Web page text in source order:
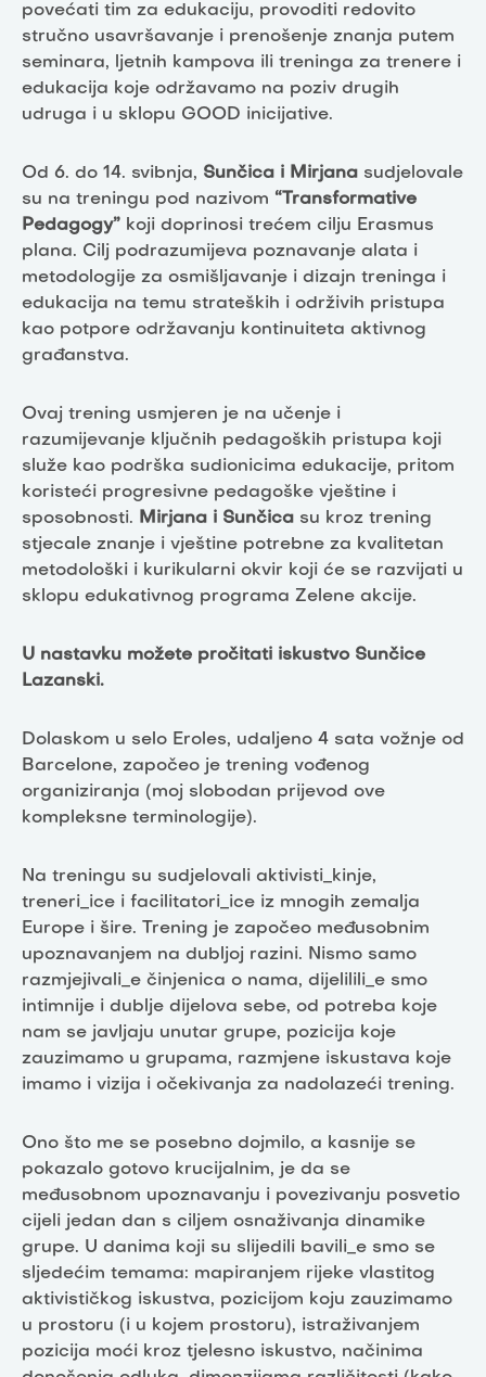
povećati tim za edukaciju, provoditi redovito
stručno usavršavanje i prenošenje znanja putem
seminara, ljetnih kampova ili treninga za trenere i
edukacija koje održavamo na poziv drugih
udruga i u sklopu GOOD inicijative.
Od 6. do 14. svibnja, Sunčica i Mirjana sudjelovale
su na treningu pod nazivom “Transformative
Pedagogy” koji doprinosi trećem cilju Erasmus
plana. Cilj podrazumijeva poznavanje alata i
metodologije za osmišljavanje i dizajn treninga i
edukacija na temu strateških i održivih pristupa
kao potpore održavanju kontinuiteta aktivnog
građanstva.
Ovaj trening usmjeren je na učenje i
razumijevanje ključnih pedagoških pristupa koji
služe kao podrška sudionicima edukacije, pritom
koristeći progresivne pedagoške vještine i
sposobnosti. Mirjana i Sunčica su kroz trening
stjecale znanje i vještine potrebne za kvalitetan
metodološki i kurikularni okvir koji će se razvijati u
sklopu edukativnog programa Zelene akcije.
U nastavku možete pročitati iskustvo Sunčice
Lazanski.
Dolaskom u selo Eroles, udaljeno 4 sata vožnje od
Barcelone, započeo je trening vođenog
organiziranja (moj slobodan prijevod ove
kompleksne terminologije).
Na treningu su sudjelovali aktivisti_kinje,
treneri_ice i facilitatori_ice iz mnogih zemalja
Europe i šire. Trening je započeo međusobnim
upoznavanjem na dubljoj razini. Nismo samo
razmjejivali_e činjenica o nama, dijelilili_e smo
intimnije i dublje dijelova sebe, od potreba koje
nam se javljaju unutar grupe, pozicija koje
zauzimamo u grupama, razmjene iskustava koje
imamo i vizija i očekivanja za nadolazeći trening.
Ono što me se posebno dojmilo, a kasnije se
pokazalo gotovo krucijalnim, je da se
međusobnom upoznavanju i povezivanju posvetio
cijeli jedan dan s ciljem osnaživanja dinamike
grupe. U danima koji su slijedili bavili_e smo se
sljedećim temama: mapiranjem rijeke vlastitog
aktivističkog iskustva, pozicijom koju zauzimamo
u prostoru (i u kojem prostoru), istraživanjem
pozicija moći kroz tjelesno iskustvo, načinima